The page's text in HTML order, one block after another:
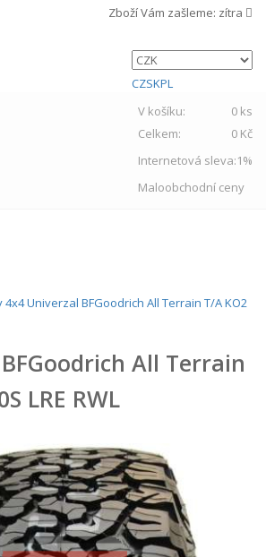
Zboží Vám zašleme: zítra
CZSKPL
V košíku:
0 ks
Celkem:
0 Kč
Internetová sleva:1%
Maloobchodní ceny
4x4Univerzal BFGoodrich All Terrain T/A KO2
All Terrain
LRE RWL